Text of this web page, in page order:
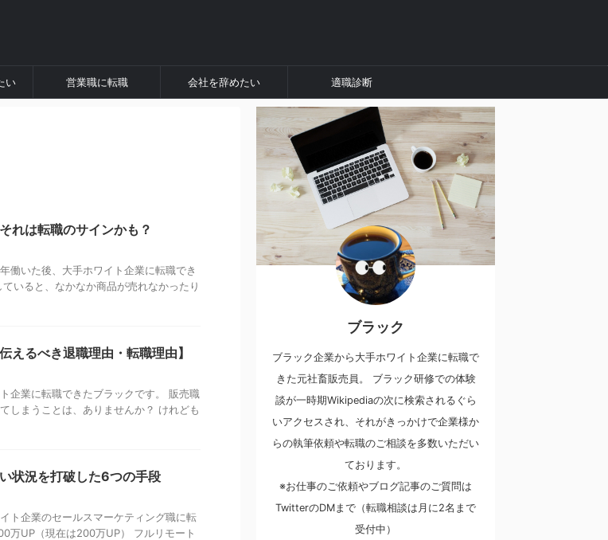
い 営業職に転職 会社を辞めたい 適職診断
れは転職のサインかも？
働いた後、大手ホワイト企業に転職でき
いると、なかなか商品が売れなかったり
えるべき退職理由・転職理由】
企業に転職できたブラックです。 販売職
しまうことは、ありませんか？ けれども
状況を打破した6つの手段
ト企業のセールスマーケティング職に転
万UP（現在は200万UP） フルリモート
ブラック
ブラック企業から大手ホワイト企業に転職で
きた元社畜販売員。 ブラック研修での体験
談が一時期Wikipediaの次に検索されるぐら
いアクセスされ、それがきっかけで企業様か
らの執筆依頼や転職のご相談を多数いただい
ております。
※お仕事のご依頼やブログ記事のご質問は
TwitterのDMまで（転職相談は月に2名まで
受付中）